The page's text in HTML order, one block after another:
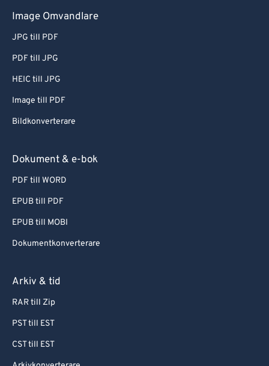
Image Omvandlare
JPG till PDF
PDF till JPG
HEIC till JPG
Image till PDF
Bildkonverterare
Dokument & e-bok
PDF till WORD
EPUB till PDF
EPUB till MOBI
Dokumentkonverterare
Arkiv & tid
RAR till Zip
PST till EST
CST till EST